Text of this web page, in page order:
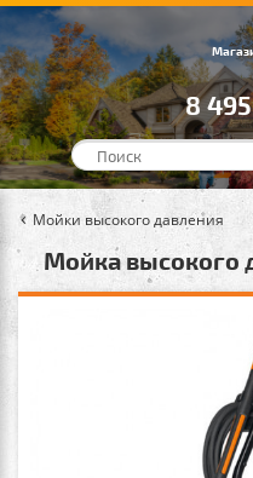
8
Мойки высокого давления
Мойка высокого